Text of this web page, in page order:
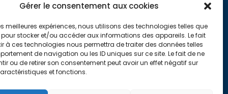
Gérer le consentement aux cookies
meilleures expériences, nous utilisons des technologies telles que
stocker et/ou accéder aux informations des appareils. Le fait
à ces technologies nous permettra de traiter des données telles
de navigation ou les ID uniques sur ce site. Le fait de ne
ou de retirer son consentement peut avoir un effet négatif sur
et fonctions.